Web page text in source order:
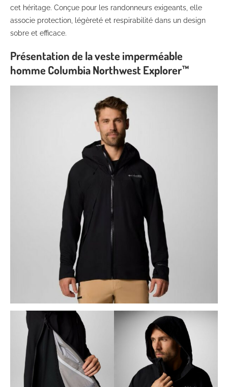
cet héritage. Conçue pour les randonneurs exigeants, elle
associe protection, légèreté et respirabilité dans un design
sobre et efficace.
Présentation de la veste imperméable
homme Columbia Northwest Explorer™